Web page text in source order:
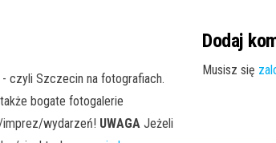
czyli Szczecin na fotografiach.
bogate fotogalerie
wydarzeń! UWAGA Jeżeli
Dodaj
Musisz się